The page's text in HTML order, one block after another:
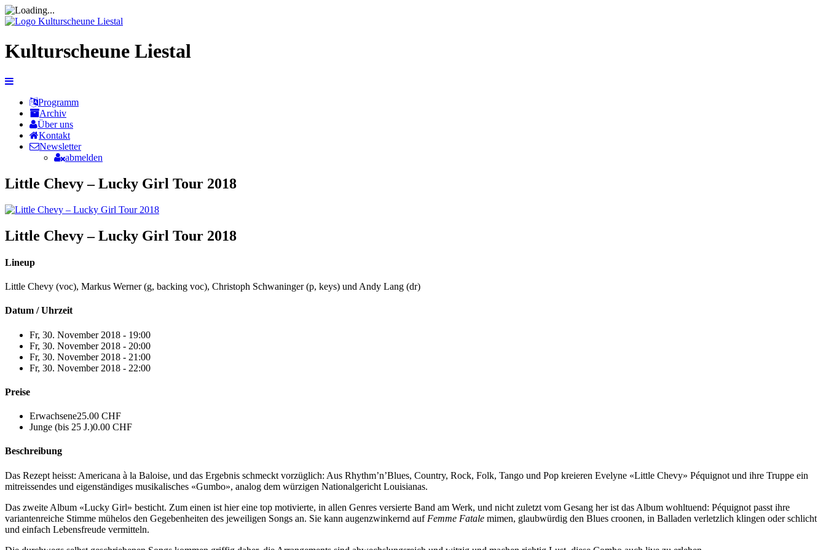
Kulturscheune Liestal
Programm
Archiv
Über uns
Kontakt
Newsletter
abmelden
Little Chevy – Lucky Girl Tour 2018
Little Chevy – Lucky Girl Tour 2018
Lineup
Little Chevy (voc), Markus Werner (g, backing voc), Christoph Schwaninger (p, keys) und Andy Lang (dr)
Datum / Uhrzeit
Fr, 30. November 2018 - 19:00
Fr, 30. November 2018 - 20:00
Fr, 30. November 2018 - 21:00
Fr, 30. November 2018 - 22:00
Preise
Erwachsene25.00 CHF
Junge (bis 25 J.)0.00 CHF
Beschreibung
Das Rezept heisst: Americana à la Baloise, und das Ergebnis schmeckt vorzüglich: Aus Rhythm’n’Blues, Country, Rock, Folk, Tango und Pop kreieren Evelyne «Little Chevy» Péquignot und ihre Truppe ein
mitreissendes und eigenständiges musikalisches «Gumbo», analog dem würzigen Nationalgericht Louisianas.
Das zweite Album «Lucky Girl» besticht. Zum einen ist hier eine top motivierte, in allen Genres versierte Band am Werk, und nicht zuletzt vom Gesang her ist das Album wohltuend: Péquignot passt ihre
variantenreiche Stimme mühelos den Gegebenheiten des jeweiligen Songs an. Sie kann augenzwinkernd auf Femme Fatale mimen, glaubwürdig den Blues croonen, in Balladen verletzlich klingen oder schlicht
und einfach Lebensfreude vermitteln.